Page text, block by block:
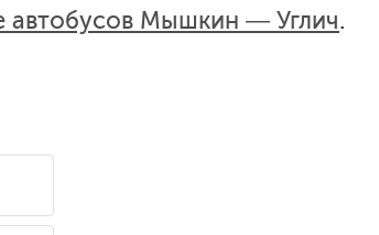
автобусов Мышкин — Углич.